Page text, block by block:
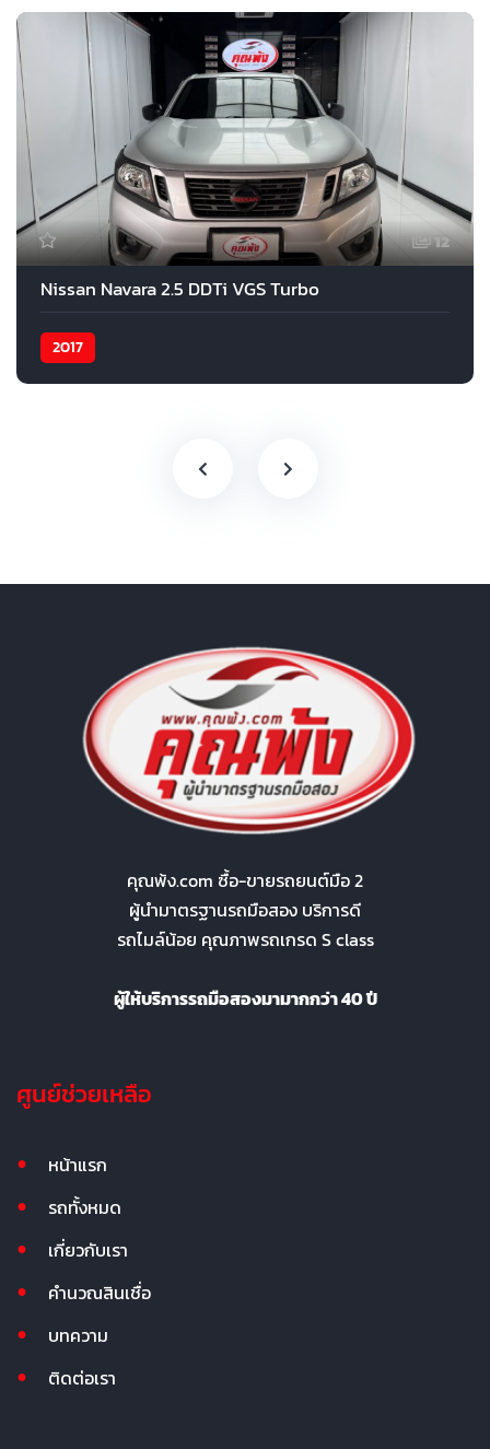
12
Nissan Navara 2.5 DDTi VGS Turbo
2017
คุณพ้ง.com ซื้อ-ขายรถยนต์มือ 2
ผู้นำมาตรฐานรถมือสอง บริการดี
รถไมล์น้อย คุณภาพรถเกรด S class
ผู้ให้บริการรถมือสองมามากกว่า 40 ปี
ศูนย์ช่วยเหลือ
หน้าแรก
รถทั้งหมด
เกี่ยวกับเรา
คำนวณสินเชื่อ
บทความ
ติดต่อเรา